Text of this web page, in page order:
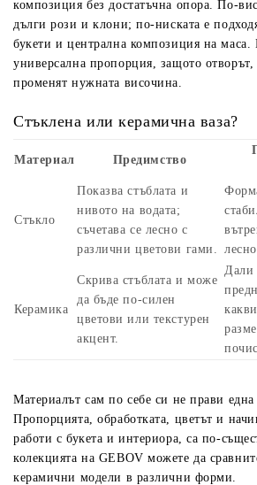
композиция без достатъчна опора. По-
дълги рози и клони; по-ниската е
букети и централна композиция на маса.
универсална пропорция, защото отворът,
променят нужната височина.
Стъклена или керамична ваза?
Материал Предимство
Стъкло
Показва стъблата и
нивото на водата;
съчетава се лесно с
различни цветови гами.
лесно.
Керамика
Скрива стъблата и може
да бъде по-силен
цветови или текстурен
акцент.
Дали
Материалът сам по себе си не прави една
Пропорцията, обработката, цветът и
работи с букета и интериора, са по-
колекцията на GEBOV можете да
керамични модели в различни форми.